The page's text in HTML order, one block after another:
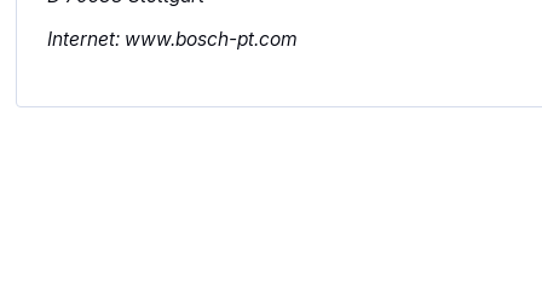
Internet: www.bosch-pt.com